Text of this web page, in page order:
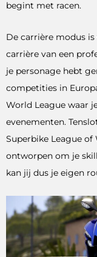
begint met racen.
De carrière modus
carrière van een
je personage hebt
competities in
World League waar
evenementen.
Superbike League of
ontworpen om je
kan jij dus je eigen